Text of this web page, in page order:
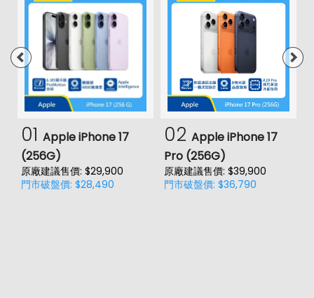
01 Apple iPhone 17
(256G)
原廠建議售價: $29,900
門市破盤價: $28,490
02 Apple iPhone 17
Pro (256G)
原廠建議售價: $39,900
門市破盤價: $36,790